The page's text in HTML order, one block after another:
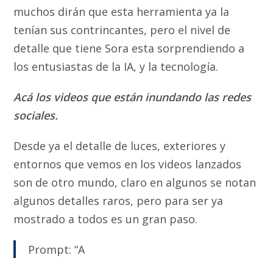
muchos dirán que esta herramienta ya la
tenían sus contrincantes, pero el nivel de
detalle que tiene Sora esta sorprendiendo a
los entusiastas de la IA, y la tecnología.
Acá los videos que están inundando las redes
sociales.
Desde ya el detalle de luces, exteriores y
entornos que vemos en los videos lanzados
son de otro mundo, claro en algunos se notan
algunos detalles raros, pero para ser ya
mostrado a todos es un gran paso.
Prompt: “A